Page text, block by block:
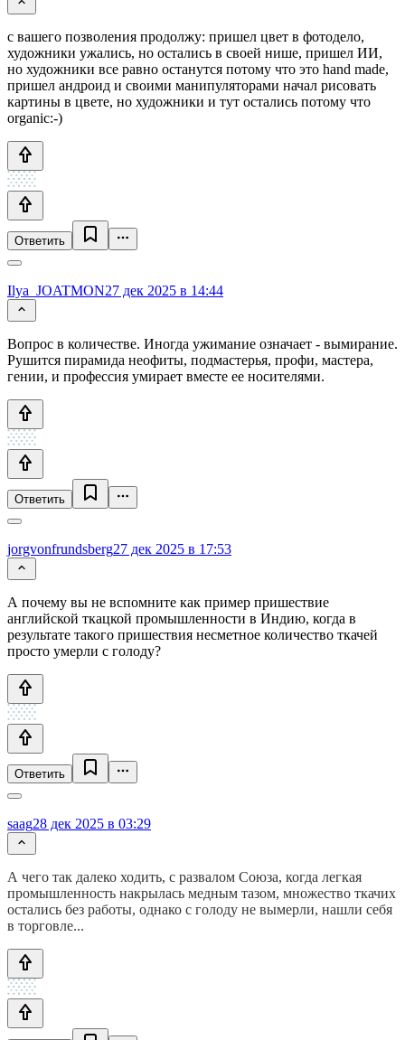
с вашего позволения продолжу: пришел цвет в фотодело,
художники ужались, но остались в своей нише, пришел ИИ,
но художники все равно останутся потому что это hand made,
пришел андроид и своими манипуляторами начал рисовать
картины в цвете, но художники и тут остались потому что
organic:-)
Ответить
Ilya_JOATMON27 дек 2025 в 14:44
Вопрос в количестве. Иногда ужимание означает - вымирание.
Рушится пирамида неофиты, подмастерья, профи, мастера,
гении, и профессия умирает вместе ее носителями.
Ответить
jorgvonfrundsberg27 дек 2025 в 17:53
А почему вы не вспомните как пример пришествие
английской ткацкой промышленности в Индию, когда в
результате такого пришествия несметное количество ткачей
просто умерли с голоду?
Ответить
saag28 дек 2025 в 03:29
А чего так далеко ходить, с развалом Союза, когда легкая
промышленность накрылась медным тазом, множество ткачих
остались без работы, однако с голоду не вымерли, нашли себя
в торговле...